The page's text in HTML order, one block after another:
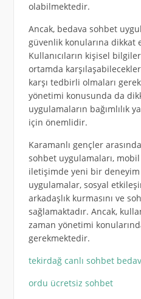
olabilmektedir.
Ancak, bedava sohbet
güvenlik konularına dikkat
Kullanıcıların kişisel
ortamda
karşı tedbirli olmaları
yönetimi konusunda da
uygulamaların bağımlılık
için önemlidir.
Karamanlı gençler
sohbet uygulamaları,
iletişimde yeni bir deneyim
uygulamalar, sosyal
arkadaşlık kurmasını ve
sağlamaktadır. Ancak,
zaman yönetimi
gerekmektedir.
tekirdağ canlı sohbet
ordu ücretsiz sohbet